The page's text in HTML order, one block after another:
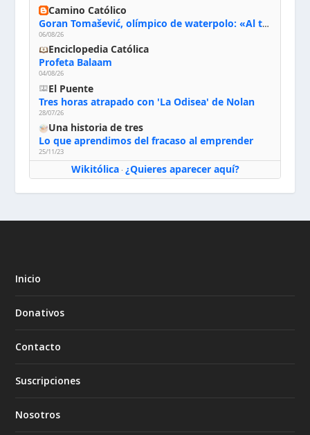
Camino Católico
Goran Tomašević, olímpico de waterpolo: «Al terminar el Camino de Santiago entregué mi vida a Cristo; hablé con Dios y le dije: ‘Estoy listo; estoy a tu servicio. Puedo llevar lo que sea necesario para ti’»
06/08/26
Enciclopedia Católica
Profeta Balaam
04/08/26
El Puente
Tres horas atrapado con 'La Odisea' de Nolan
28/07/26
Una historia de tres
Lo que aprendimos del fracaso al emprender
25/11/23
Wikitólica· ¿Quieres aparecer aquí?
Inicio
Donativos
Contacto
Suscripciones
Nosotros